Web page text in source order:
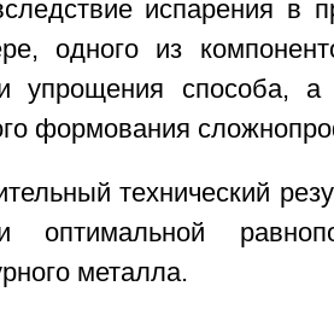
испарения в
одного из
упрощения способа, а
формования
технический
оптимальной
металла.